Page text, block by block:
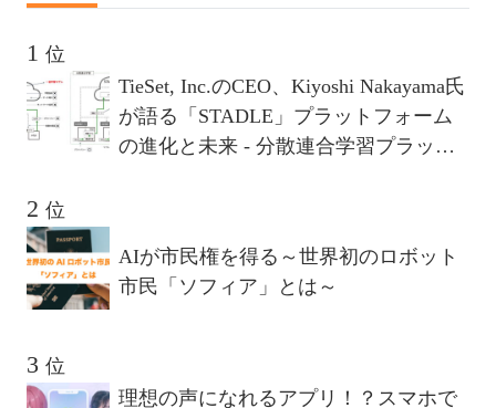
位
TieSet, Inc.のCEO、Kiyoshi Nakayama氏
が語る「STADLE」プラットフォーム
の進化と未来 - 分散連合学習プラット
位
AIが市民権を得る～世界初のロボット
市民「ソフィア」とは～
位
理想の声になれるアプリ！？スマホで